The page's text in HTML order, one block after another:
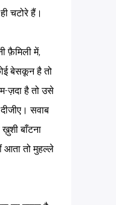
चटोरे हैं।
फ़ैमिली में,
बेसकून है तो
ज़दा है तो उसे
सवाब
बाँटना
आता तो मुहल्ले